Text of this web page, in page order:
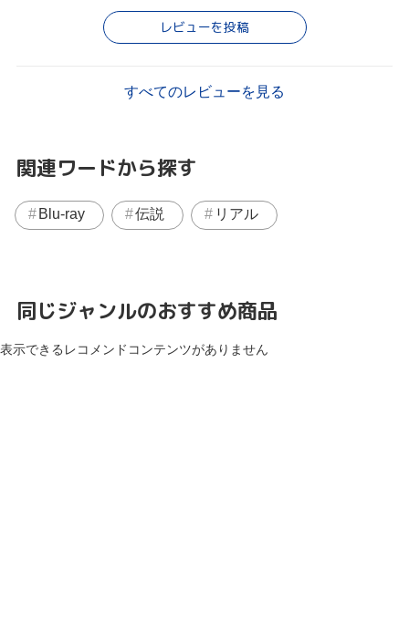
レビューを投稿
すべてのレビューを見る
関連ワードから探す
Blu-ray 伝説 リアル
同じジャンルのおすすめ商品
表示できるレコメンドコンテンツがありません